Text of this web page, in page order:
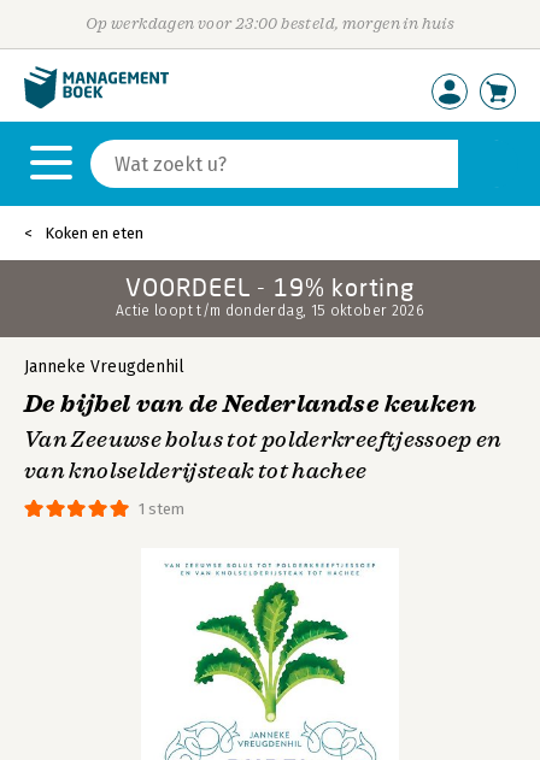
Op werkdagen voor 23:00 besteld, morgen in huis
Koken en eten
VOORDEEL - 19% korting
Actie loopt t/m donderdag, 15 oktober 2026
1 stem
Janneke Vreugdenhil
De bijbel van de Nederlandse keuken
Van Zeeuwse bolus tot polderkreeftjessoep en
van knolselderijsteak tot hachee